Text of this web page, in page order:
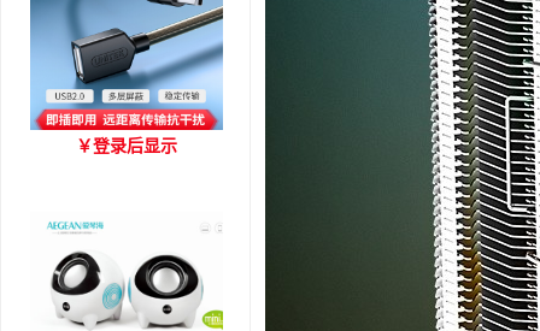
优越者Y-C416A 国标
￥登录后显示